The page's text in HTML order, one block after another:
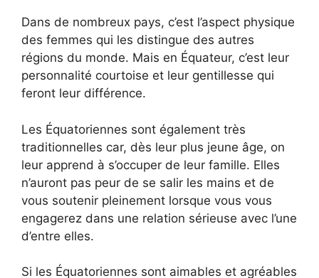
Dans de nombreux pays, c’est l’aspect physique
des femmes qui les distingue des autres
régions du monde. Mais en Équateur, c’est leur
personnalité courtoise et leur gentillesse qui
feront leur différence.
Les Équatoriennes sont également très
traditionnelles car, dès leur plus jeune âge, on
leur apprend à s’occuper de leur famille. Elles
n’auront pas peur de se salir les mains et de
vous soutenir pleinement lorsque vous vous
engagerez dans une relation sérieuse avec l’une
d’entre elles.
Si les Équatoriennes sont aimables et agréables